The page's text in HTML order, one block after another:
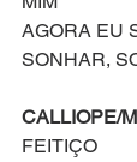
AGORA EU
SONHAR,
CALLIOPE/
FEITIÇO